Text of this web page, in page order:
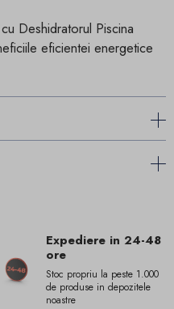
Deshidratorul Piscina
eficientei energetice
Expediere in 24-48
ore
Stoc propriu la peste 1.000
de produse in depozitele
noastre